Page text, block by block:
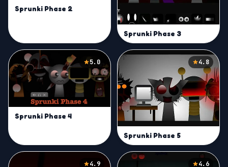
Sprunki Phase 2
Sprunki Phase 3
5.0
Sprunki Phase 4
4.8
Sprunki Phase 5
4.9 4.6